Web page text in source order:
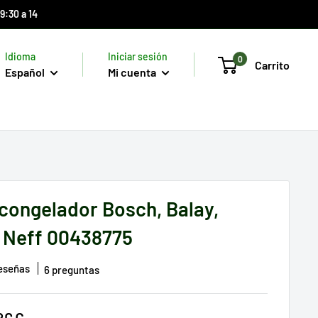
a 14
Idioma
Español
Iniciar sesión
Mi cuenta
0 Carrito
Bosch, Balay,
00438775
6 preguntas